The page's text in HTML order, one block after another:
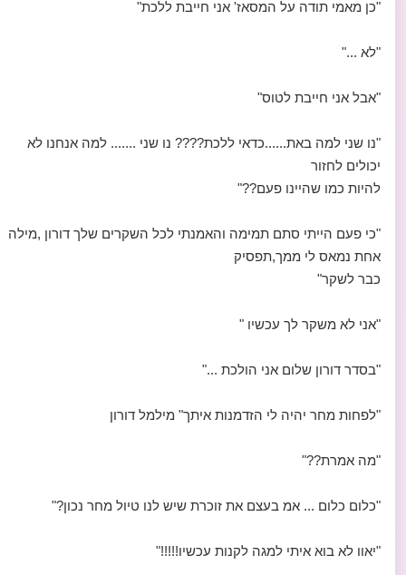
"כן מאמי תודה על המסאז' אני חייבת ללכת"
"לא ..."
"אבל אני חייבת לטוס"
"נו שני למה באת......כדאי ללכת???? נו שני ....... למה אנחנו לא
יכולים לחזור
להיות כמו שהיינו פעם??"
"כי פעם הייתי סתם תמימה והאמנתי לכל השקרים שלך דורון ,מילה
אחת נמאס לי ממך,תפסיק
כבר לשקר"
"אני לא משקר לך עכשיו "
"בסדר דורון שלום אני הולכת ..."
"לפחות מחר יהיה לי הזדמנות איתך" מילמל דורון
"מה אמרת??"
"כלום כלום ... אמ בעצם את זוכרת שיש לנו טיול מחר נכון?"
"יאוו לא בוא איתי למגה לקנות עכשיו!!!!!"